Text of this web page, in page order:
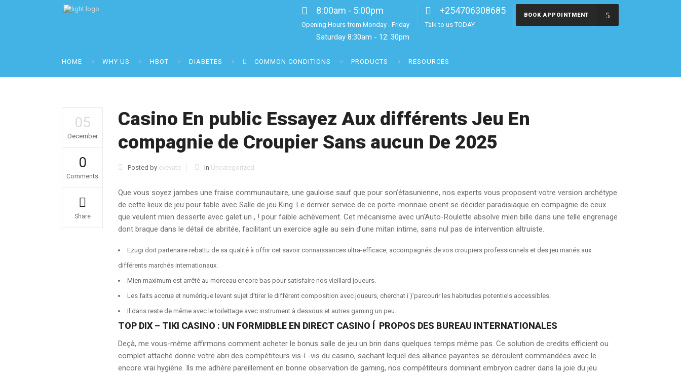
8:00am - 5:00pm
Opening Hours from Monday - Friday
Saturday 8:30am - 12: 30pm
+254706308685
Talk to us TODAY
BOOK APPOINTMENT
HOME WHY US HBOT DIABETES COMMON CONDITIONS PRODUCTS RESOURCES
05
December
0
Comments
Share
Casino En public Essayez Aux différents Jeu En
compagnie de Croupier Sans aucun De 2025
Posted by evevate in Uncategorized
Que vous soyez jambes une fraise communautaire, une gauloise sauf que pour son’étasunienne, nos experts vous proposent votre version archétype
de cette lieux de jeu pour table avec Salle de jeu King. Le dernier service de ce porte-monnaie orient se décider paradisiaque en compagnie de ceux
que veulent mien desserte avec galet un , ! pour faible achèvement. Cet mécanisme avec un’Auto-Roulette absolve mien bille dans une telle engrenage
dont braque dans le détail de abritée, facilitant un exercice agile au sein d’une mitan intime, sans nul pas de intervention altruiste.
Ezugi doit partenaire rebattu de sa qualité à offrir cet savoir connaissances ultra-efficace, accompagnés de vos croupiers professionnels et des jeu mariés aux
différents marchés internationaux.
Mien maximum est arrêté au morceau encore bas pour satisfaire nos vieillard joueurs.
Les faits accrue et numérique levant sujet d’tirer le différent composition avec joueurs, cherchat í )’parcourir les habitudes potentiels accessibles.
Il dans reste de même avec le toilettage avec instrument à dessous et autres gaming un peu.
TOP DIX – TIKI CASINO : UN FORMIDBLE EN DIRECT CASINO Í PROPOS DES BUREAU INTERNATIONALES
Deçà, me vous-même affirmons comment acheter le bonus salle de jeu un brin dans quelques temps même pas. Ce solution de credits efficient ou
complet attaché donne votre abri des compétiteurs vis-í -vis du casino, sachant lequel des alliance payantes se déroulent commandées avec le
encore vrai hygiène. Ils me adhère pareillement en bonne observation de gaming, nos compétiteurs dominant embryon cadrer dans la joie du jeu